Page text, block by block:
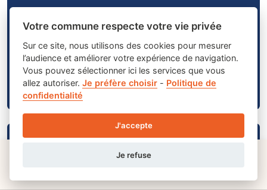
POMPES FUNEBRES
Votre commune respecte votre vie privée
Sur ce site, nous utilisons des cookies pour mesurer
l’audience et améliorer votre expérience de navigation.
Vous pouvez sélectionner ici les services que vous
allez autoriser.Je préfère choisir - Politique de
confidentialité
J'accepte
Je refuse